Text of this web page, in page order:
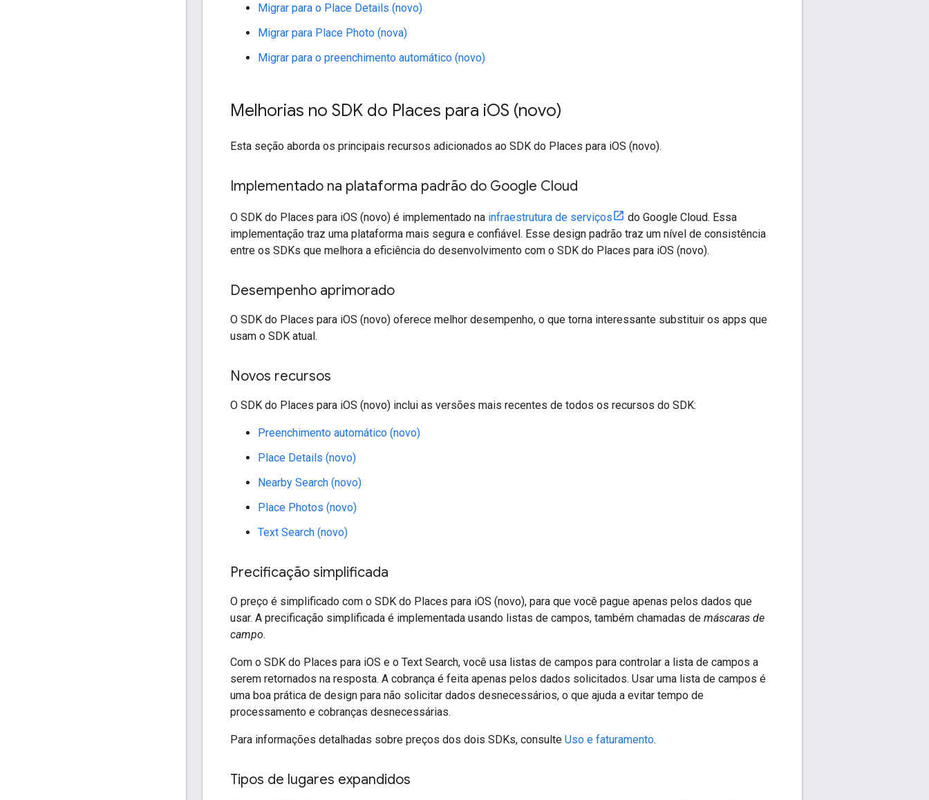
Migrar para o Place Details (novo)
Migrar para Place Photo (nova)
Migrar para o preenchimento automático (novo)
Melhorias no SDK do Places para iOS (novo)
Esta seção aborda os principais recursos adicionados ao SDK do Places para iOS (novo).
Implementado na plataforma padrão do Google Cloud
O SDK do Places para iOS (novo) é implementado na infraestrutura de serviços
do Google Cloud. Essa
implementação traz uma plataforma mais segura e confiável. Esse design padrão traz um nível de consistência
entre os SDKs que melhora a eficiência do desenvolvimento com o SDK do Places para iOS (novo).
Desempenho aprimorado
O SDK do Places para iOS (novo) oferece melhor desempenho, o que torna interessante substituir os apps que
usam o SDK atual.
Novos recursos
O SDK do Places para iOS (novo) inclui as versões mais recentes de todos os recursos do SDK:
Preenchimento automático (novo)
Place Details (novo)
Nearby Search (novo)
Place Photos (novo)
Text Search (novo)
Precificação simplificada
O preço é simplificado com o SDK do Places para iOS (novo), para que você pague apenas pelos dados que
usar. A precificação simplificada é implementada usando listas de campos, também chamadas de máscaras de
campo.
Com o SDK do Places para iOS e o Text Search, você usa listas de campos para controlar a lista de campos a
serem retornados na resposta. A cobrança é feita apenas pelos dados solicitados. Usar uma lista de campos é
uma boa prática de design para não solicitar dados desnecessários, o que ajuda a evitar tempo de
processamento e cobranças desnecessárias.
Para informações detalhadas sobre preços dos dois SDKs, consulte Uso e faturamento.
Tipos de lugares expandidos